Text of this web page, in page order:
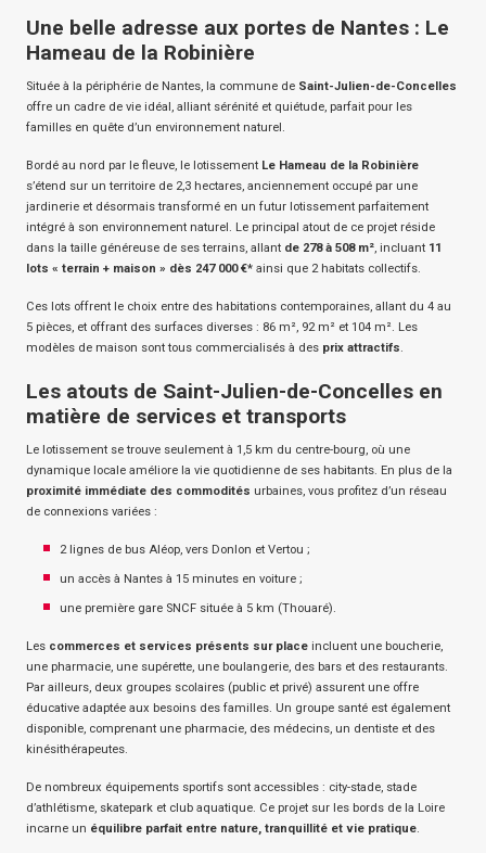
Une belle adresse aux portes de Nantes : Le
Hameau de la Robinière
Située à la périphérie de Nantes, la commune de Saint-Julien-de-Concelles
offre un cadre de vie idéal, alliant sérénité et quiétude, parfait pour les
familles en quête d’un environnement naturel.
Bordé au nord par le fleuve, le lotissement Le Hameau de la Robinière
s’étend sur un territoire de 2,3 hectares, anciennement occupé par une
jardinerie et désormais transformé en un futur lotissement parfaitement
intégré à son environnement naturel. Le principal atout de ce projet réside
dans la taille généreuse de ses terrains, allant de 278 à 508 m², incluant 11
lots « terrain + maison » dès 247 000 €* ainsi que 2 habitats collectifs.
Ces lots offrent le choix entre des habitations contemporaines, allant du 4 au
5 pièces, et offrant des surfaces diverses : 86 m², 92 m² et 104 m². Les
modèles de maison sont tous commercialisés à des prix attractifs.
Les atouts de Saint-Julien-de-Concelles en
matière de services et transports
Le lotissement se trouve seulement à 1,5 km du centre-bourg, où une
dynamique locale améliore la vie quotidienne de ses habitants. En plus de la
proximité immédiate des commodités urbaines, vous profitez d’un réseau
de connexions variées :
2 lignes de bus Aléop, vers Donlon et Vertou ;
un accès à Nantes à 15 minutes en voiture ;
une première gare SNCF située à 5 km (Thouaré).
Les commerces et services présents sur place incluent une boucherie,
une pharmacie, une supérette, une boulangerie, des bars et des restaurants.
Par ailleurs, deux groupes scolaires (public et privé) assurent une offre
éducative adaptée aux besoins des familles. Un groupe santé est également
disponible, comprenant une pharmacie, des médecins, un dentiste et des
kinésithérapeutes.
De nombreux équipements sportifs sont accessibles : city-stade, stade
d’athlétisme, skatepark et club aquatique. Ce projet sur les bords de la Loire
incarne un équilibre parfait entre nature, tranquillité et vie pratique